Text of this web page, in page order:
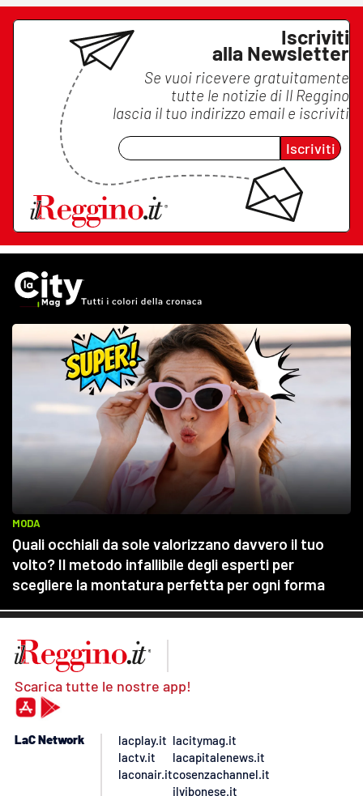
Iscriviti
alla Newsletter
Se vuoi ricevere gratuitamente
tutte le notizie di Il Reggino
lascia il tuo indirizzo email e iscriviti
Iscriviti
Scarica tutte le nostre app!
LaC Network
lacplay.it
lactv.it
laconair.it
lacitymag.it
lacapitalenews.it
cosenzachannel.it
ilvibonese.it